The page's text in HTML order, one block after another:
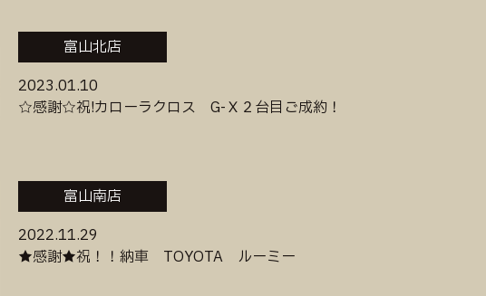
富山北店
2023.01.10
☆感謝☆祝!カローラクロス G-Ｘ２台目ご成約！
富山南店
2022.11.29
★感謝★祝！！納車 TOYOTA ルーミー